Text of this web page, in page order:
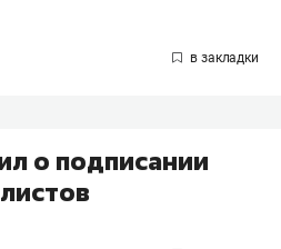
о подписании